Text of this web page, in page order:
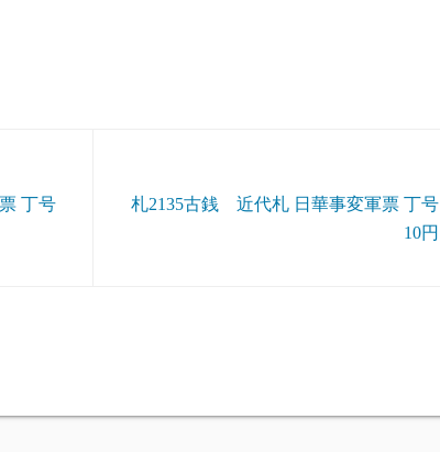
丁号
札2135古銭 近代札 日華事変軍票 丁号
10円